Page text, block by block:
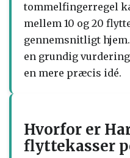
tommelfingerregel
mellem 10 og 20
gennemsnitligt hjem.
en grundig
en mere præcis idé.
Hvorfor er
flyttekasser